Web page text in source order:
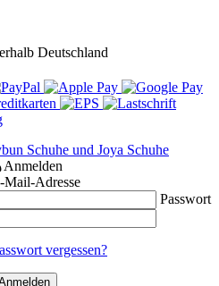
Deutschland
Anmelden
Mail-Adresse
Passwort
vergessen?